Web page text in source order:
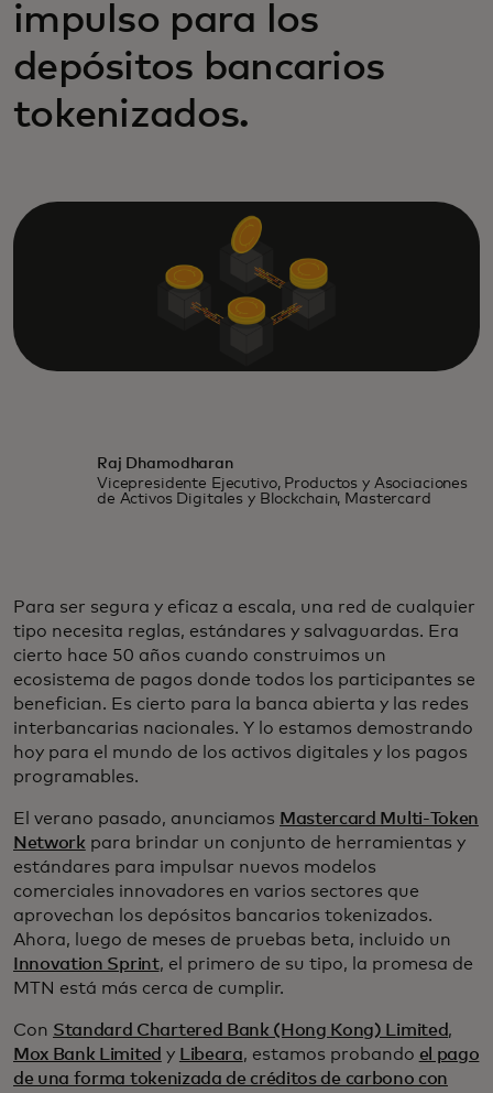
impulso para los
depósitos bancarios
tokenizados.
Raj Dhamodharan
Vicepresidente Ejecutivo, Productos y Asociaciones
de Activos Digitales y Blockchain, Mastercard
Para ser segura y eficaz a escala, una red de cualquier
tipo necesita reglas, estándares y salvaguardas. Era
cierto hace 50 años cuando construimos un
ecosistema de pagos donde todos los participantes se
benefician. Es cierto para la banca abierta y las redes
interbancarias nacionales. Y lo estamos demostrando
hoy para el mundo de los activos digitales y los pagos
programables.
El verano pasado, anunciamos Mastercard Multi-Token
Network para brindar un conjunto de herramientas y
estándares para impulsar nuevos modelos
comerciales innovadores en varios sectores que
aprovechan los depósitos bancarios tokenizados.
Ahora, luego de meses de pruebas beta, incluido un
Innovation Sprint, el primero de su tipo, la promesa de
MTN está más cerca de cumplir.
Con Standard Chartered Bank (Hong Kong) Limited,
Mox Bank Limited y Libeara, estamos probando el pago
de una forma tokenizada de créditos de carbono con